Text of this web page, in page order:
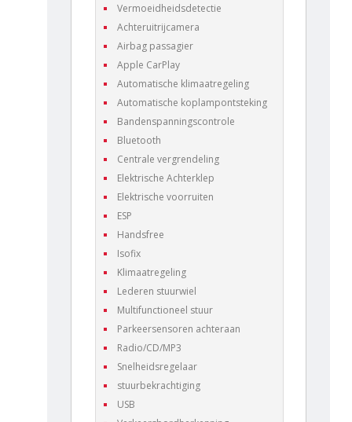
Vermoeidheidsdetectie
Achteruitrijcamera
Airbag passagier
Apple CarPlay
Automatische klimaatregeling
Automatische koplampontsteking
Bandenspanningscontrole
Bluetooth
Centrale vergrendeling
Elektrische Achterklep
Elektrische voorruiten
ESP
Handsfree
Isofix
Klimaatregeling
Lederen stuurwiel
Multifunctioneel stuur
Parkeersensoren achteraan
Radio/CD/MP3
Snelheidsregelaar
stuurbekrachtiging
USB